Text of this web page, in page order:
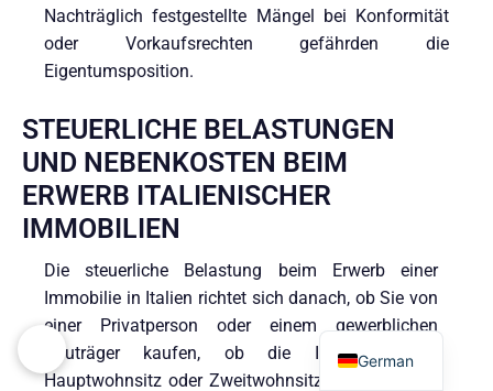
Nachträglich festgestellte Mängel bei Konformität
oder Vorkaufsrechten gefährden die
Eigentumsposition.
STEUERLICHE BELASTUNGEN
UND NEBENKOSTEN BEIM
ERWERB ITALIENISCHER
IMMOBILIEN
Die steuerliche Belastung beim Erwerb einer
Immobilie in Italien richtet sich danach, ob Sie von
einer Privatperson oder einem gewerblichen
Bauträger kaufen, ob die Immobilie als
Hauptwohnsitz oder Zweitwohnsitz dient und wie
German
Italian